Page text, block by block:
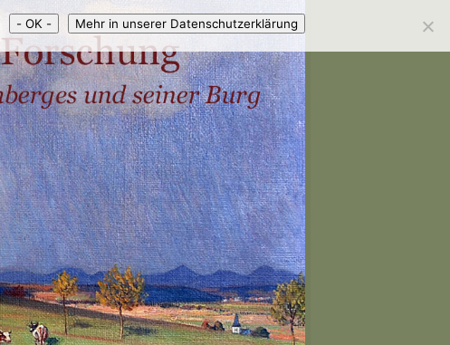
- OK - Mehr in unserer Datenschutzerklärung